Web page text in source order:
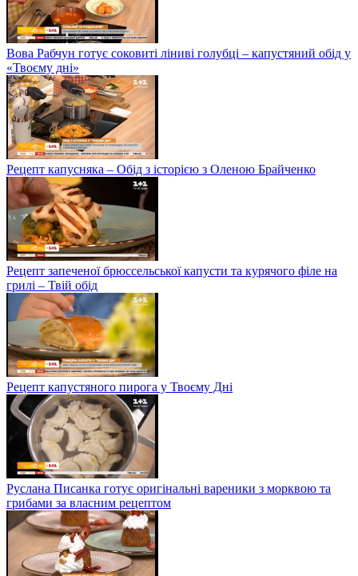
Вова Рабчун готує соковиті ліниві голубці – капустяний обід у
«Твоєму дні»
Рецепт капусняка – Обід з історією з Оленою Брайченко
Рецепт запеченої брюссельської капусти та курячого філе на
грилі – Твій обід
Рецепт капустяного пирога у Твоєму Дні
Руслана Писанка готує оригінальні вареники з морквою та
грибами за власним рецептом